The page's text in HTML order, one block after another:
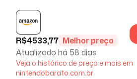
R$4533,77 Melhor preço
Atualizado há 58 dias
Veja o histórico de preço e mais em
nintendobarato.com.br